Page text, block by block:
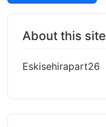
About this site
Eskisehirapart26